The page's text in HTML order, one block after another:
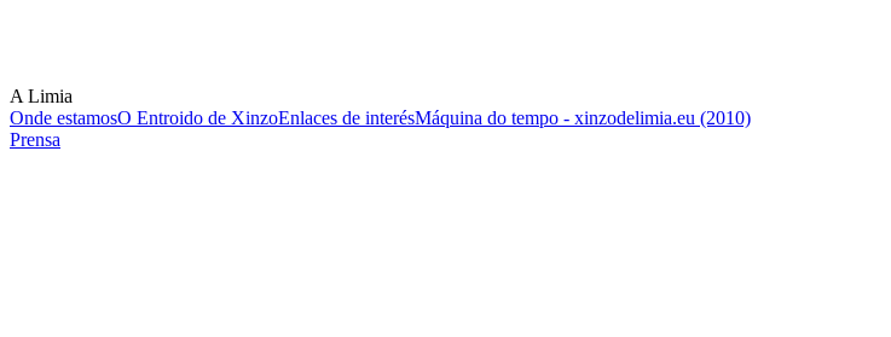
A Limia
Onde estamosO Entroido de XinzoEnlaces de interésMáquina do tempo - xinzodelimia.eu (2010)
Prensa